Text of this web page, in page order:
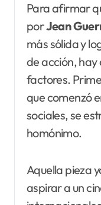
Para afirmar
porJean
más sólida y
de acción, hay
factores.
que comenzó
sociales, se
homónimo.
Aquella pieza
aspirar a un